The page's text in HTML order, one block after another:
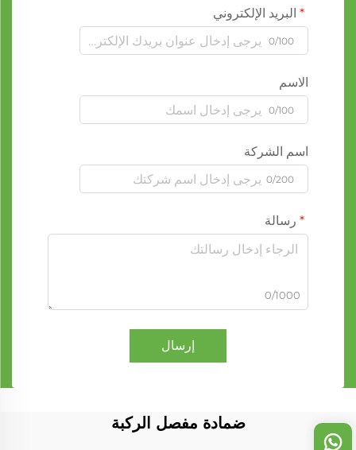
البريد الإلكتروني
0/100
الاسم
0/100
اسم الشركة
0/200
رسالة
0/1000
إرسال
ضمادة مفصل الركبة